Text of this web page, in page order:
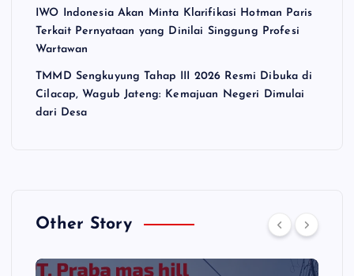
IWO Indonesia Akan Minta Klarifikasi Hotman Paris
Terkait Pernyataan yang Dinilai Singgung Profesi
Wartawan
TMMD Sengkuyung Tahap III 2026 Resmi Dibuka di
Cilacap, Wagub Jateng: Kemajuan Negeri Dimulai
dari Desa
Other Story